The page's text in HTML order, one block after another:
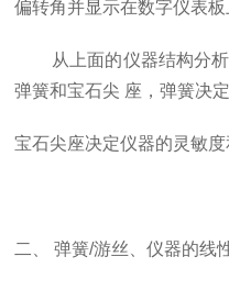
偏转角并显示在数字仪表板
从上面的仪器结构分析
弹簧和宝石尖 座，弹簧决
宝石尖座决定仪器的灵敏度
二、 弹簧/游丝、仪器的线